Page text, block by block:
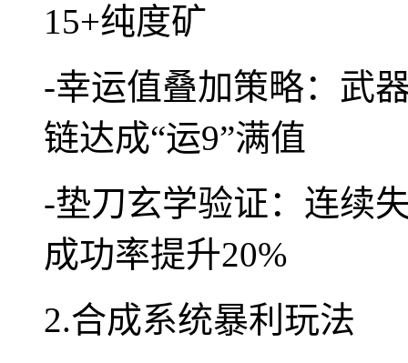
15+纯度矿
-幸运值叠加策略：武
链达成“运9”满值
-垫刀玄学验证：连续
成功率提升20%
2.合成系统暴利玩法